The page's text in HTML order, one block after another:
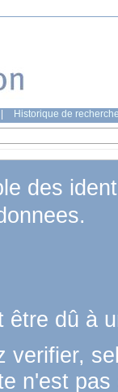
Historique de recherche
des
être dû à
verifier,
n'est